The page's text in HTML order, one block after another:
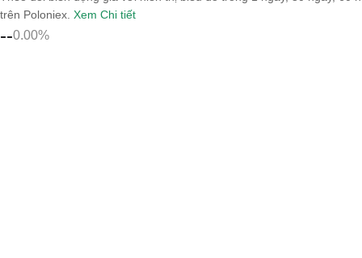
trên Poloniex. Xem Chi tiết
--0.00%